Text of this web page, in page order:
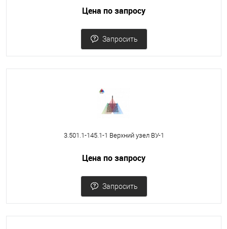
Цена по запросу
Запросить
3.501.1-145.1-1 Верхний узел ВУ-1
Цена по запросу
Запросить